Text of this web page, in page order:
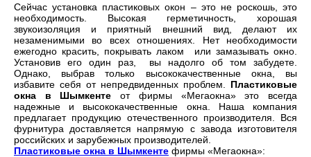
Сейчас установка пластиковых окон – это не роскошь, это
необходимость. Высокая герметичность, хорошая
звукоизоляция и приятный внешний вид, делают их
незаменимыми во всех отношениях. Нет необходимости
ежегодно красить, покрывать лаком или замазывать окно.
Установив его один раз, вы надолго об том забудете.
Однако, выбрав только высококачественные окна, вы
избавите себя от непредвиденных проблем. Пластиковые
окна в Шымкенте от фирмы «Мегаокна» это всегда
надежные и высококачественные окна. Наша компания
предлагает продукцию отечественного производителя. Вся
фурнитура доставляется напрямую с завода изготовителя
российских и зарубежных производителей.
Пластиковые окна в Шымкенте фирмы «Мегаокна»: